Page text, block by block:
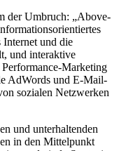
der Umbruch: „Above-
und die
und interaktive
Marketing
AdWords und E-Mail-
sozialen Netzwerken
und unterhaltenden
in den Mittelpunkt